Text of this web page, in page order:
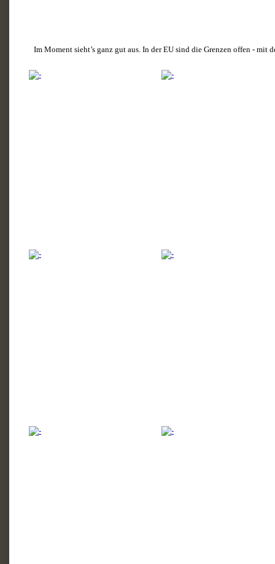
Im Moment sieht’s ganz gut aus. In der EU sind die Grenzen offen - mit